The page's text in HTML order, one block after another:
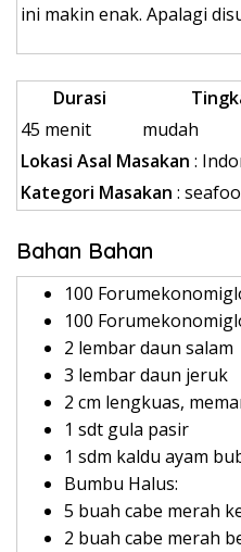
ini makin enak. Apalagi
Durasi
45 menit
mudah
Lokasi Asal Masakan :
Kategori Masakan :
Bahan Bahan
100
100
2 lembar daun salam
3 lembar daun jeruk
2 cm lengkuas,
1 sdt gula pasir
1 sdm kaldu ayam
Bumbu Halus:
5 buah cabe merah
2 buah cabe merah